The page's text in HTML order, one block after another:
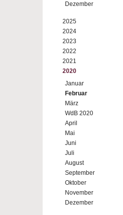
Dezember
2025
2024
2023
2022
2021
2020
Januar
Februar
März
WdB 2020
April
Mai
Juni
Juli
August
September
Oktober
November
Dezember